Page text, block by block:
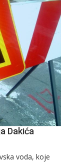
Dakića
voda, koje